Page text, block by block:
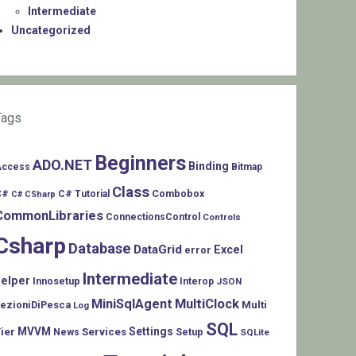
Intermediate
Uncategorized
ADO.NET Beginners Binding Bitmap
C# CSharp C# Tutorial Class Combobox
ConnectionsControl Controls
Database DataGrid error Excel
Innosetup Intermediate Interop JSON
Log MiniSqlAgent MultiClock Multi
MVVM News Services Settings Setup SQL SQLite